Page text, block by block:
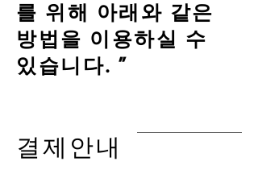
를 위해 아래와 같은
방법을 이용하실 수
있습니다. ”
결제안내